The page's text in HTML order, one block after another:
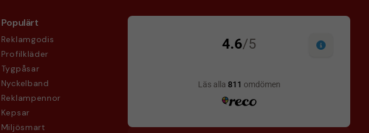
Populärt
Reklamgodis
Profilkläder
Tygpåsar
Nyckelband
Reklampennor
Kepsar
Miljösmart